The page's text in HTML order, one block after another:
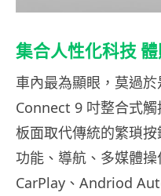
集合人性化科技
車內最為顯眼，莫過
Connect 9 吋整合式
板面取代傳統的繁瑣
功能、導航、多媒體
CarPlay 、 Andriod